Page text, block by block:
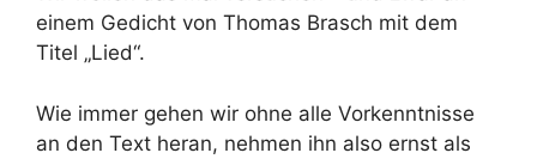
einem Gedicht von Thomas Brasch mit dem
Titel „Lied“.
Wie immer gehen wir ohne alle Vorkenntnisse
an den Text heran, nehmen ihn also ernst als